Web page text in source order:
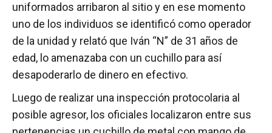
uniformados arribaron al sitio y en ese momento
uno de los individuos se identificó como operador
de la unidad y relató que Iván “N” de 31 años de
edad, lo amenazaba con un cuchillo para así
desapoderarlo de dinero en efectivo.
Luego de realizar una inspección protocolaria al
posible agresor, los oficiales localizaron entre sus